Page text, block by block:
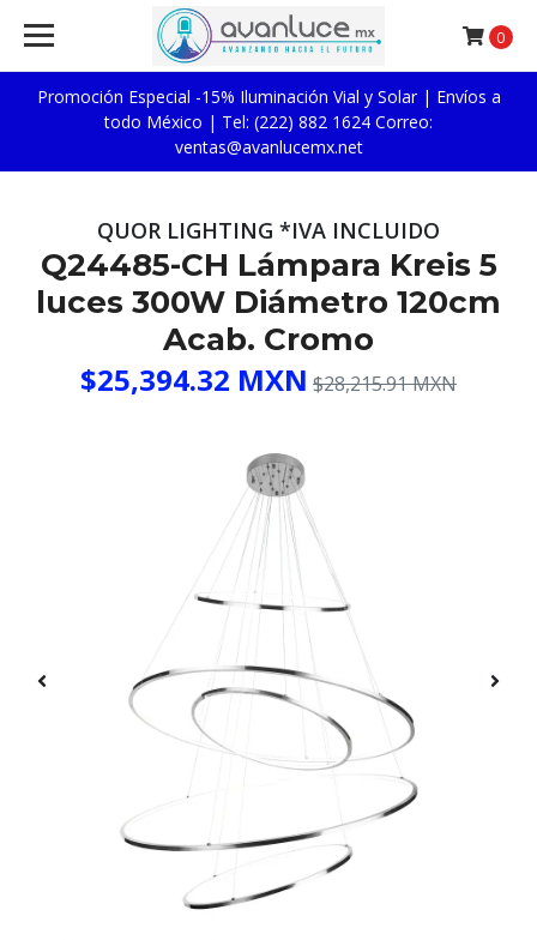
Promoción Especial -15% Iluminación Vial y Solar | Envíos a
todo México | Tel: (222) 882 1624 Correo:
ventas@avanlucemx.net
0
QUOR LIGHTING *IVA INCLUIDO
Q24485-CH Lámpara Kreis 5
luces 300W Diámetro 120cm
Acab. Cromo
$25,394.32 MXN $28,215.91 MXN